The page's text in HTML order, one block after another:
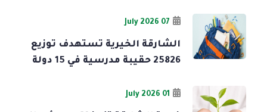
07 July 2026
الشارقة الخيرية تستهدف توزيع
25826 حقيبة مدرسية في 15 دولة
01 July 2026